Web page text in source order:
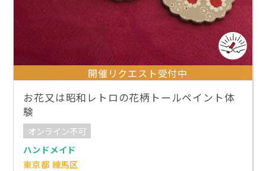
開催リクエスト受付中
お花又は昭和レトロの花柄トールペイント体
験
オンライン不可
ハンドメイド
東京都 練馬区